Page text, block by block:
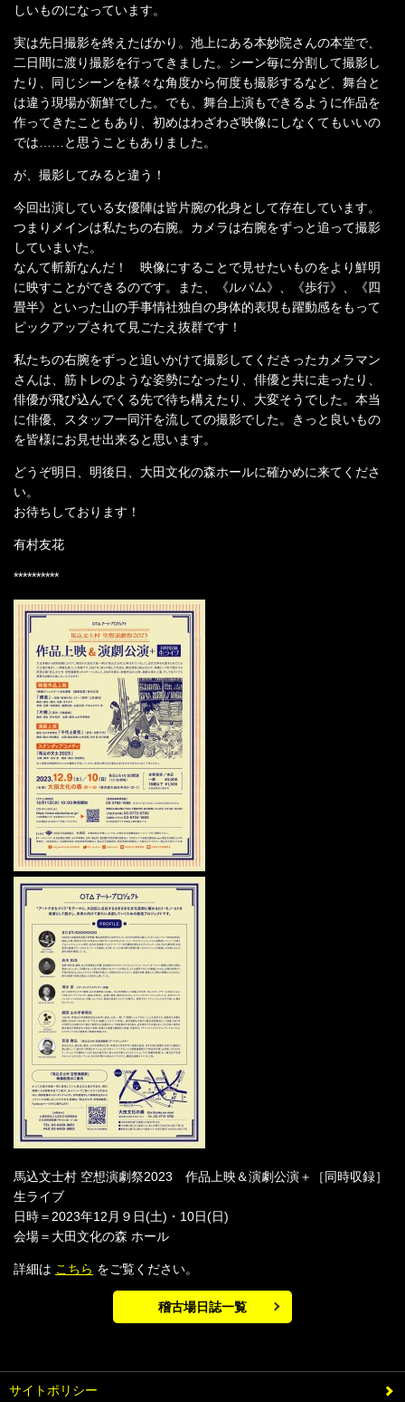
しいものになっています。
実は先日撮影を終えたばかり。池上にある本妙院さんの本堂で、
二日間に渡り撮影を行ってきました。シーン毎に分割して撮影し
たり、同じシーンを様々な角度から何度も撮影するなど、舞台と
は違う現場が新鮮でした。でも、舞台上演もできるように作品を
作ってきたこともあり、初めはわざわざ映像にしなくてもいいの
では……と思うこともありました。
が、撮影してみると違う！
今回出演している女優陣は皆片腕の化身として存在しています。
つまりメインは私たちの右腕。カメラは右腕をずっと追って撮影
していまいた。
なんて斬新なんだ！ 映像にすることで見せたいものをより鮮明
に映すことができるのです。また、《ルパム》、《歩行》、《四
畳半》といった山の手事情社独自の身体的表現も躍動感をもって
ピックアップされて見ごたえ抜群です！
私たちの右腕をずっと追いかけて撮影してくださったカメラマン
さんは、筋トレのような姿勢になったり、俳優と共に走ったり、
俳優が飛び込んでくる先で待ち構えたり、大変そうでした。本当
に俳優、スタッフ一同汗を流しての撮影でした。きっと良いもの
を皆様にお見せ出来ると思います。
どうぞ明日、明後日、大田文化の森ホールに確かめに来てくださ
い。
お待ちしております！
有村友花
**********
馬込文士村 空想演劇祭2023 作品上映＆演劇公演＋［同時収録］
生ライブ
日時＝2023年12月９日(土)・10日(日)
会場＝大田文化の森 ホール
詳細は こちら をご覧ください。
稽古場日誌一覧
サイトポリシー